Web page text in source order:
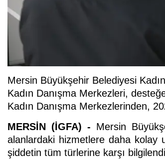
Mersin Büyükşehir Belediyesi
Kadın Danışma Merkezleri,
Kadın Danışma Merkezlerinden,
MERSİN (İGFA) - Mersin
alanlardaki hizmetlere daha kolay
şiddetin tüm türlerine karşı